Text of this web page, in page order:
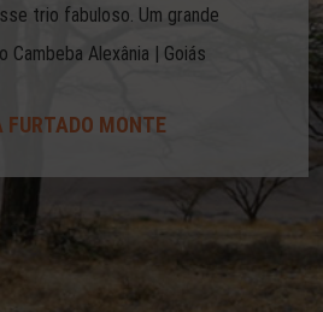
trio fabuloso. Um grande
Cambeba Alexânia | Goiás
MONTE